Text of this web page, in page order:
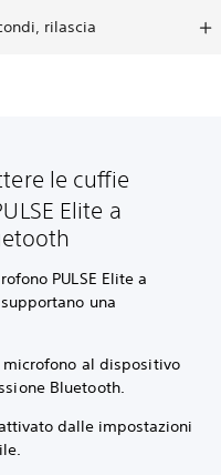
rilascia
le cuffie
Elite a
PULSE Elite a
una
al dispositivo
Bluetooth.
dalle impostazioni